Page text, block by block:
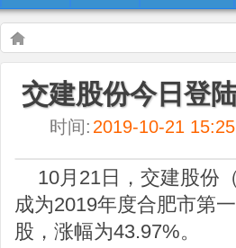
Warning: Use of undefined constant multiple -
content/themes/Hcms/single.phpon line5
交建股份今日登陆上交所合肥上
交建股份今日登
时间: 2019-10-21 15:25
10月21日，交建股份
成为2019年度合肥市第
股，涨幅为43.97%。